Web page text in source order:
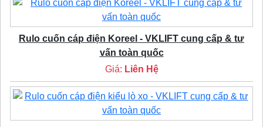
Rulo cuốn cáp điện Koreel - VKLIFT cung cấp & tư
vấn toàn quốc
Giá: Liên Hệ